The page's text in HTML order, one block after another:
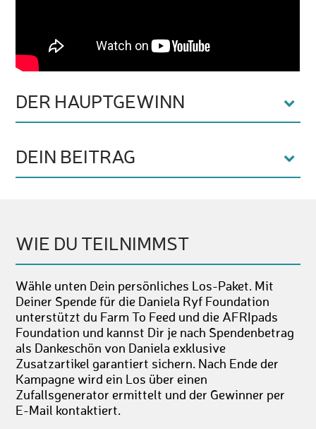
DER HAUPTGEWINN
DEIN BEITRAG
WIE DU TEILNIMMST
Wähle unten Dein persönliches Los-Paket. Mit
Deiner Spende für die Daniela Ryf Foundation
unterstützt du Farm To Feed und die AFRIpads
Foundation und kannst Dir je nach Spendenbetrag
als Dankeschön von Daniela exklusive
Zusatzartikel garantiert sichern. Nach Ende der
Kampagne wird ein Los über einen
Zufallsgenerator ermittelt und der Gewinner per
E-Mail kontaktiert.